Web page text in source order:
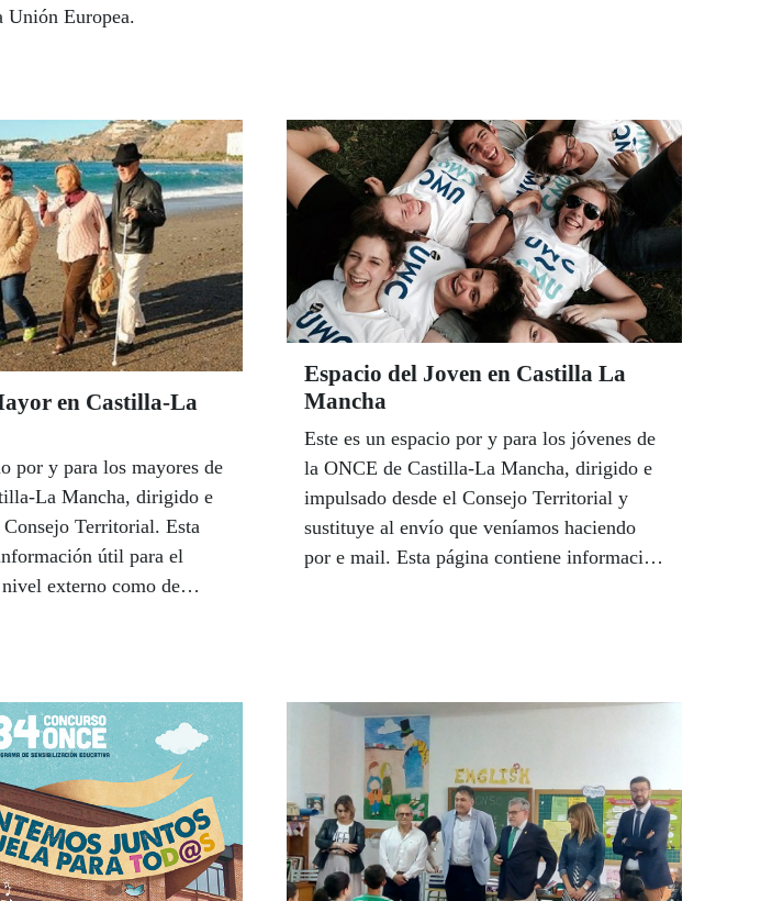
Unión Europea.
en Castilla-La
por y para los mayores de
La Mancha, dirigido e
Territorial. Esta
útil para el
externo como de
etc. Elena
y su equipo de
los centros de la ONCE
Puedes hacerlo por
@once.es o
Espacio del Joven en Castilla La
Mancha
Este es un espacio por y para los jóvenes de
la ONCE de Castilla-La Mancha, dirigido e
impulsado desde el Consejo Territorial y
sustituye al envío que veníamos haciendo
por e mail. Esta página contiene información
Joven, y junto a su equipo de colaboradores
en los centros de la ONCE en la región está
pendiente de todas las necesidades, quejas y
sugerencias de los jóvenes afiliados. Puedes
contactar con ella en el teléfono 667133210,
o en el correo electrónico
referentejovencastmancha@once.es.